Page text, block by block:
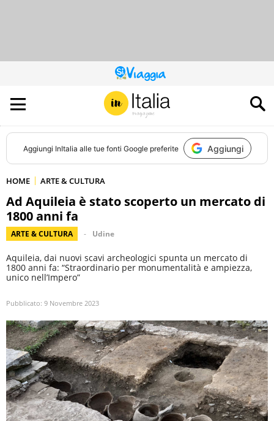
QUESTO
SITO
CONTRIBUISCE
ALL’AUDIENCE
DI
Aggiungi InItalia alle tue fonti Google preferite Aggiungi
HOME ARTE & CULTURA
Ad Aquileia è stato scoperto un mercato di
1800 anni fa
ARTE & CULTURA Udine
Aquileia, dai nuovi scavi archeologici spunta un mercato di
1800 anni fa: “Straordinario per monumentalità e ampiezza,
unico nell’Impero”
Pubblicato: 9 Novembre 2023